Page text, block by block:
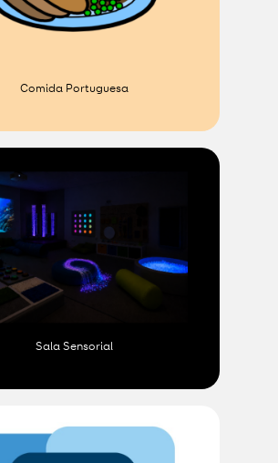
Comida Portuguesa
Sala Sensorial